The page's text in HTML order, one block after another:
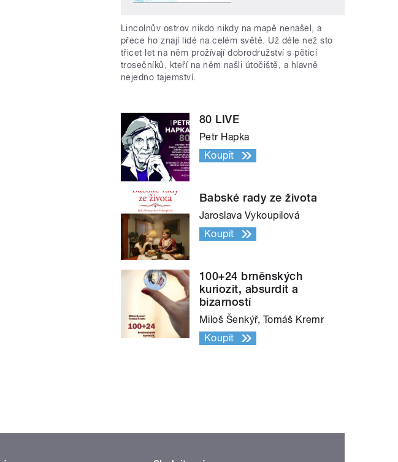
Lincolnův ostrov nikdo nikdy na mapě nenašel, a
přece ho znají lidé na celém světě. Už déle než sto
třicet let na něm prožívají dobrodružství s pěticí
trosečníků, kteří na něm našli útočiště, a hlavně
nejedno tajemství.
80 LIVE
Petr Hapka
Koupit
Babské rady ze života
Jaroslava Vykoupilová
Koupit
100+24 brněnských
kuriozit, absurdit a
bizarností
Miloš Šenkýř, Tomáš Kremr
Koupit